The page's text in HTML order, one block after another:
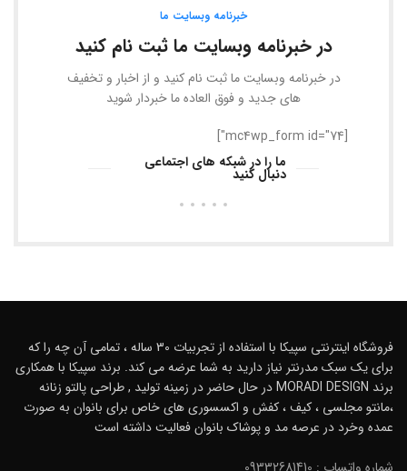
خبرنامه وبسایت ما
در خبرنامه وبسایت ما ثبت نام کنید
در خبرنامه وبسایت ما ثبت نام کنید و از اخبار و تخفیف
های جدید و فوق العاده ما خبردار شوید
[mc4wp_form id="74"]
ما را در شبکه های اجتماعی
دنبال کنید
فروشگاه اینترنتی سپیکا با استفاده از تجربیات 30 ساله ، تمامی آن چه را که
برای یک سبک مدرنتر نیاز دارید به شما عرضه می کند. برند سپیکا با همکاری
برند MORADI DESIGN در حال حاضر در زمینه تولید , طراحی پالتو زنانه
،مانتو مجلسی ، کیف ، کفش و اکسسوری های خاص برای بانوان به صورت
عمده وخرد در عرصه مد و پوشاک بانوان فعالیت داشته است
شماره واتساپ : 09332681410